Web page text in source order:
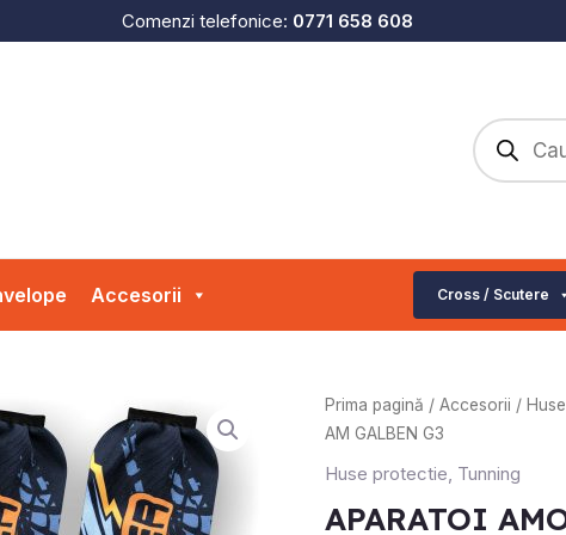
Comenzi telefonice: 0771 658 608
Products
search
Accesorii Cross / Scutere
Prima pagină / Accesorii /
AM GALBEN G3
Huse protectie, Tunning
APARATOI